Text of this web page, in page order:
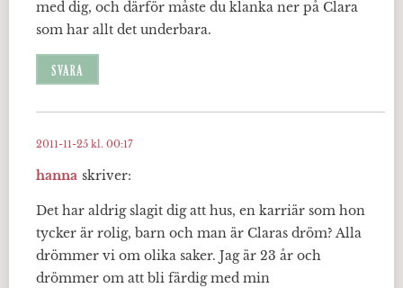
med dig, och därför måste du klanka ner på Clara
som har allt det underbara.
SVARA
hanna skriver:
2011-11-25 kl. 00:17
Det har aldrig slagit dig att hus, en karriär som hon
tycker är rolig, barn och man är Claras dröm? Alla
drömmer vi om olika saker. Jag är 23 år och
drömmer om att bli färdig med min